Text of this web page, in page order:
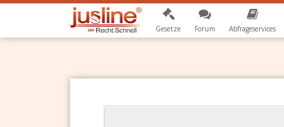
Gesetze Forum Abfrageservices